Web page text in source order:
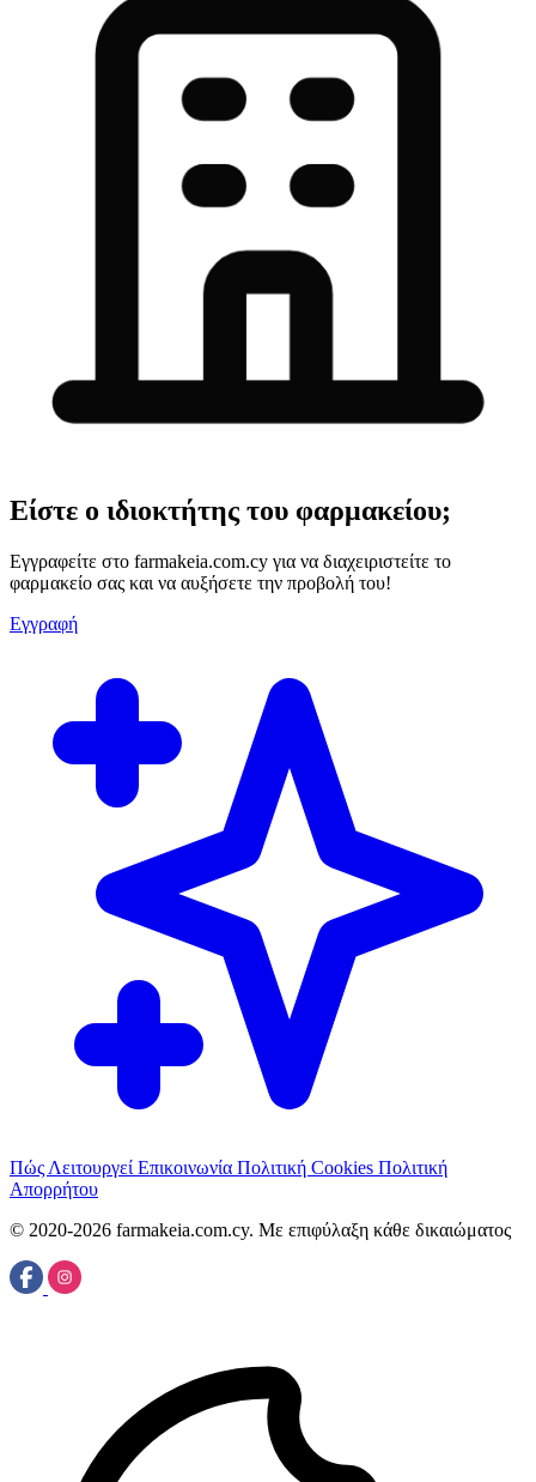
Είστε ο ιδιοκτήτης του φαρμακείου;
Εγγραφείτε στο farmakeia.com.cy για να διαχειριστείτε το
φαρμακείο σας και να αυξήσετε την προβολή του!
Εγγραφή
Πώς Λειτουργεί Επικοινωνία Πολιτική Cookies Πολιτική
Απορρήτου
© 2020-2026 farmakeia.com.cy. Με επιφύλαξη κάθε δικαιώματος